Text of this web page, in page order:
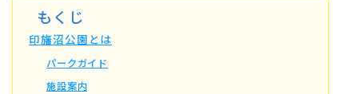
もくじ
印旛沼公園とは
パークガイド
施設案内